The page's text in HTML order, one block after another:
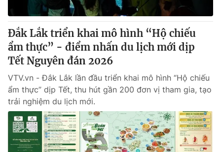
Đắk Lắk triển khai mô hình “Hộ chiếu
ẩm thực” - điểm nhấn du lịch mới dịp
Tết Nguyên đán 2026
VTV.vn - Đắk Lắk lần đầu triển khai mô hình “Hộ chiếu
ẩm thực” dịp Tết, thu hút gần 200 đơn vị tham gia, tạo
trải nghiệm du lịch mới.